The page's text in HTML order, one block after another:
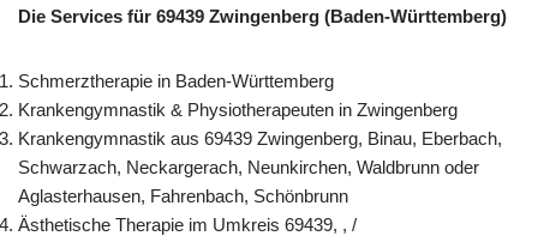
Die Services für 69439 Zwingenberg (Baden-Württemberg)
Schmerztherapie in Baden-Württemberg
Krankengymnastik & Physiotherapeuten in Zwingenberg
Krankengymnastik aus 69439 Zwingenberg, Binau, Eberbach,
Schwarzach, Neckargerach, Neunkirchen, Waldbrunn oder
Aglasterhausen, Fahrenbach, Schönbrunn
Ästhetische Therapie im Umkreis 69439, , /